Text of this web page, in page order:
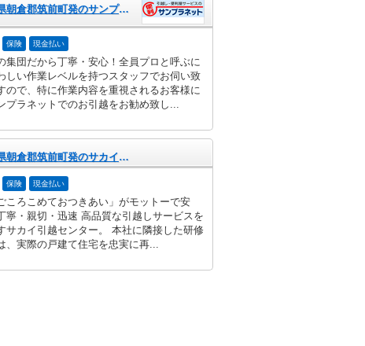
福岡県朝倉郡筑前町発のサンプラネット
保険 現金払い
集団だから丁寧・安心！全員プロと呼ぶに
しい作業レベルを持つスタッフでお伺い致
ので、特に作業内容を重視されるお客様に
プラネットでのお引越をお勧め致し...
福岡県朝倉郡筑前町発のサカイ引越センター
保険 現金払い
ころこめておつきあい」がモットーで安
寧・親切・迅速 高品質な引越しサービスを
サカイ引越センター。 本社に隣接した研修
、実際の戸建て住宅を忠実に再...